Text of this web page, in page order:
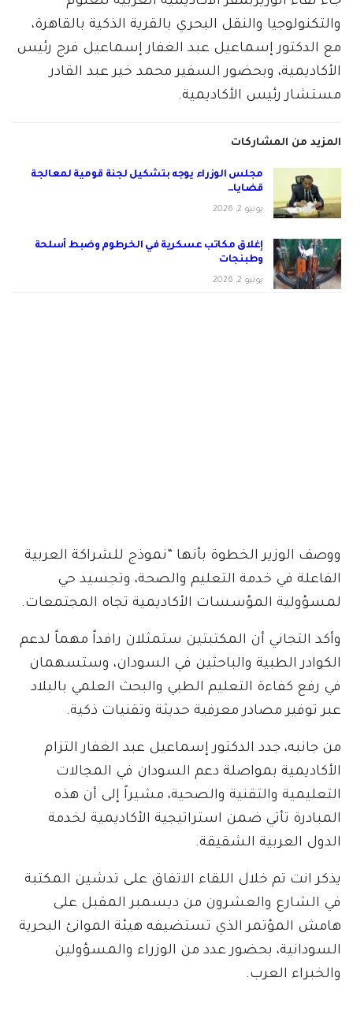
والتكنولوجيا والنقل البحري بالقرية الذكية بالقاهرة،
مع الدكتور إسماعيل عبد الغفار إسماعيل فرج رئيس
الأكاديمية، وبحضور السفير محمد خير عبد القادر
مستشار رئيس الأكاديمية.
المزيد من المشاركات
مجلس الوزراء يوجه بتشكيل لجنة قومية لمعالجة
قضايا…
يونيو 2, 2026
إغلاق مكاتب عسكرية في الخرطوم وضبط أسلحة
وطبنجات
يونيو 2, 2026
ووصف الوزير الخطوة بأنها “نموذج للشراكة العربية
الفاعلة في خدمة التعليم والصحة، وتجسيد حي
لمسؤولية المؤسسات الأكاديمية تجاه المجتمعات.
وأكد التجاني أن المكتبتين ستمثلان رافداً مهماً لدعم
الكوادر الطبية والباحثين في السودان، وستسهمان
في رفع كفاءة التعليم الطبي والبحث العلمي بالبلاد
عبر توفير مصادر معرفية حديثة وتقنيات ذكية.
من جانبه، جدد الدكتور إسماعيل عبد الغفار التزام
الأكاديمية بمواصلة دعم السودان في المجالات
التعليمية والتقنية والصحية، مشيراً إلى أن هذه
المبادرة تأتي ضمن استراتيجية الأكاديمية لخدمة
الدول العربية الشقيقة.
يذكر انت تم خلال اللقاء الاتفاق على تدشين المكتبة
في الشارع والعشرون من ديسمبر المقبل على
هامش المؤتمر الذي تستضيفه هيئة الموانئ البحرية
السودانية، بحضور عدد من الوزراء والمسؤولين
والخبراء العرب.